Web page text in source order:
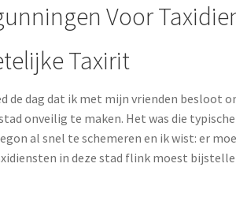
Voor
Taxirit
de dag dat ik met mijn vrienden besloot
onveilig te maken. Het was die
al snel te schemeren en ik wist: er
in deze stad flink moest